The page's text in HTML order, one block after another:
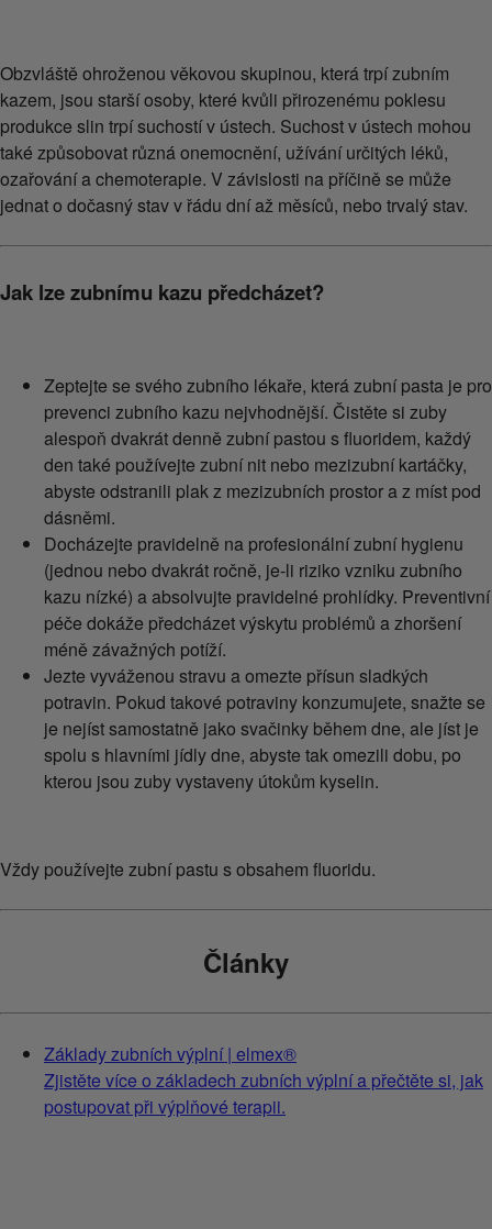
Obzvláště ohroženou věkovou skupinou, která trpí zubním
kazem, jsou starší osoby, které kvůli přirozenému poklesu
produkce slin trpí suchostí v ústech. Suchost v ústech mohou
také způsobovat různá onemocnění, užívání určitých léků,
ozařování a chemoterapie. V závislosti na příčině se může
jednat o dočasný stav v řádu dní až měsíců, nebo trvalý stav.
Jak lze zubnímu kazu předcházet?
Zeptejte se svého zubního lékaře, která zubní pasta je pro
prevenci zubního kazu nejvhodnější. Čistěte si zuby
alespoň dvakrát denně zubní pastou s fluoridem, každý
den také používejte zubní nit nebo mezizubní kartáčky,
abyste odstranili plak z mezizubních prostor a z míst pod
dásněmi.
Docházejte pravidelně na profesionální zubní hygienu
(jednou nebo dvakrát ročně, je-li riziko vzniku zubního
kazu nízké) a absolvujte pravidelné prohlídky. Preventivní
péče dokáže předcházet výskytu problémů a zhoršení
méně závažných potíží.
Jezte vyváženou stravu a omezte přísun sladkých
potravin. Pokud takové potraviny konzumujete, snažte se
je nejíst samostatně jako svačinky během dne, ale jíst je
spolu s hlavními jídly dne, abyste tak omezili dobu, po
kterou jsou zuby vystaveny útokům kyselin.
Vždy používejte zubní pastu s obsahem fluoridu.
Články
Základy zubních výplní | elmex®
Zjistěte více o základech zubních výplní a přečtěte si, jak
postupovat při výplňové terapii.